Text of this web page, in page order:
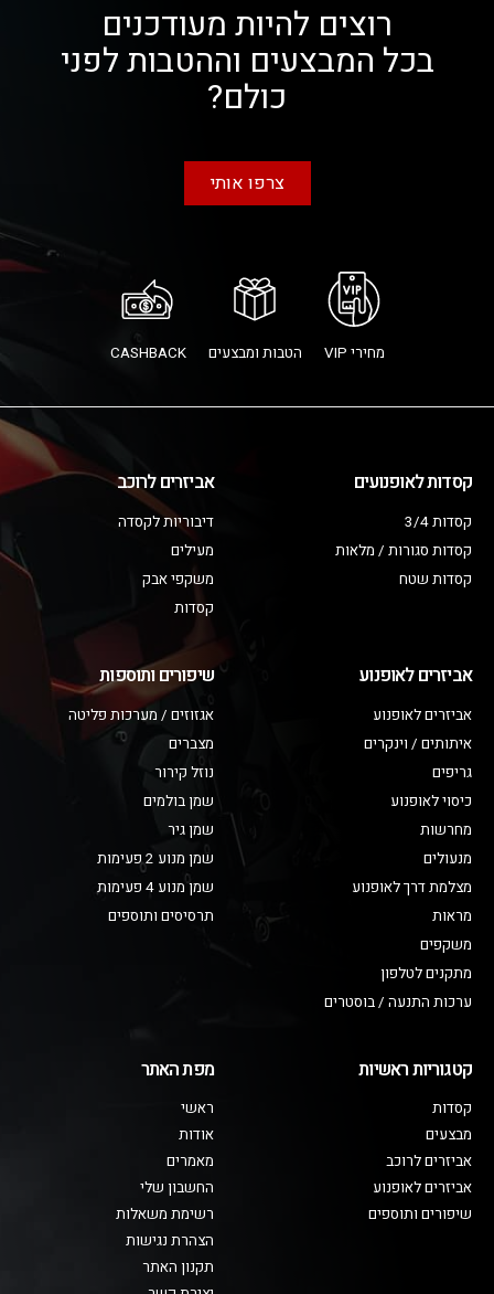
רוצים להיות מעודכנים
בכל המבצעים וההטבות לפני
כולם?
צרפו אותי
מחירי VIP הטבות ומבצעים CASHBACK
קסדות לאופנועים
קסדות 3/4
קסדות סגורות / מלאות
קסדות שטח
אביזרים לרוכב
דיבוריות לקסדה
מעילים
משקפי אבק
קסדות
אביזרים לאופנוע
אביזרים לאופנוע
איתותים / וינקרים
גריפים
כיסוי לאופנוע
מחרשות
מנעולים
מצלמת דרך לאופנוע
מראות
משקפים
מתקנים לטלפון
ערכות התנעה / בוסטרים
שיפורים ותוספות
אגזוזים / מערכות פליטה
מצברים
נוזל קירור
שמן בולמים
שמן גיר
שמן מנוע 2 פעימות
שמן מנוע 4 פעימות
תרסיסים ותוספים
קטגוריות ראשיות
קסדות
מבצעים
אביזרים לרוכב
אביזרים לאופנוע
שיפורים ותוספים
מפת האתר
ראשי
אודות
מאמרים
החשבון שלי
רשימת משאלות
הצהרת נגישות
תקנון האתר